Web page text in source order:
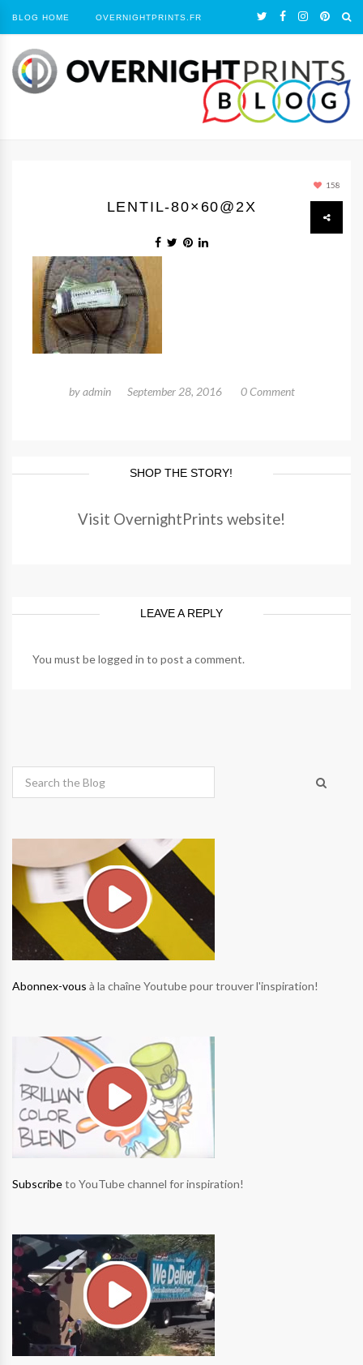
BLOG HOME OVERNIGHTPRINTS.FR
158
LENTIL-80×60@2X
byadmin September 28, 2016 0 Comment
SHOP THE STORY!
Visit OvernightPrints website!
LEAVE A REPLY
You must belogged in to post a comment.
Abonnex-vous à la chaîne Youtube pour trouver l'inspiration!
Subscribeto YouTube channel for inspiration!